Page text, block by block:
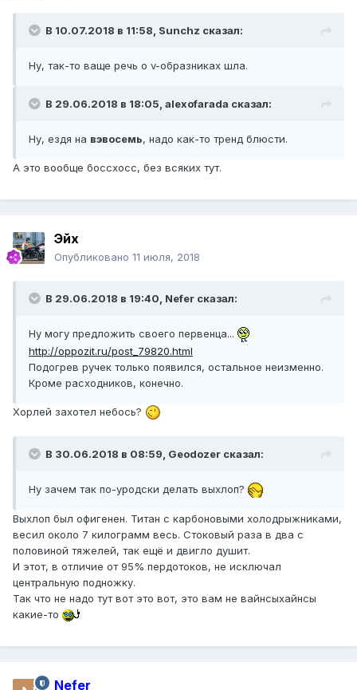
В 10.07.2018 в 11:58, Sunchz сказал:
Ну, так-то ваще речь о v-образниках шла.
В 29.06.2018 в 18:05, alexofarada сказал:
Ну, ездя на вэвосемь, надо как-то тренд блюсти.
А это вообще боссхосс, без всяких тут.
Эйх
Опубликовано 11 июля, 2018
В 29.06.2018 в 19:40, Nefer сказал:
Ну могу предложить своего первенца...
http://oppozit.ru/post_79820.html
Подогрев ручек только появился, остальное неизменно.
Кроме расходников, конечно.
Хорлей захотел небось?
В 30.06.2018 в 08:59, Geodozer сказал:
Ну зачем так по-уродски делать выхлоп?
Выхлоп был офигенен. Титан с карбоновыми холодрыжниками,
весил около 7 килограмм весь. Стоковый раза в два с
половиной тяжелей, так ещё и двигло душит.
И этот, в отличие от 95% пердотоков, не исключал
центральную подножку.
Так что не надо тут вот это вот, это вам не вайнсыхайнсы
какие-то
Nefer